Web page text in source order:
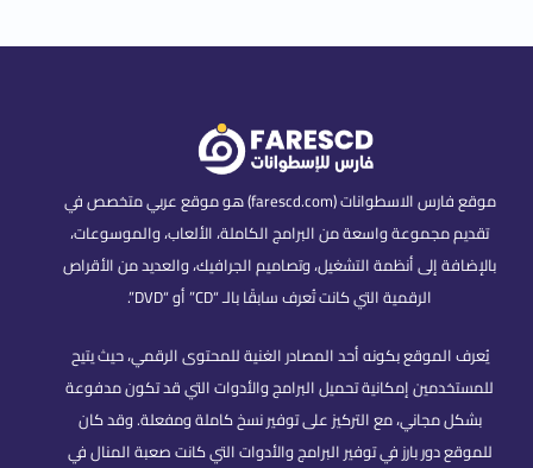
موقع فارس الاسطوانات (farescd.com) هو موقع عربي متخصص في
تقديم مجموعة واسعة من البرامج الكاملة، الألعاب، والموسوعات،
بالإضافة إلى أنظمة التشغيل، وتصاميم الجرافيك، والعديد من الأقراص
الرقمية التي كانت تُعرف سابقًا بالـ “CD” أو “DVD”.
يُعرف الموقع بكونه أحد المصادر الغنية للمحتوى الرقمي، حيث يتيح
للمستخدمين إمكانية تحميل البرامج والأدوات التي قد تكون مدفوعة
بشكل مجاني، مع التركيز على توفير نسخ كاملة ومفعلة. وقد كان
للموقع دور بارز في توفير البرامج والأدوات التي كانت صعبة المنال في